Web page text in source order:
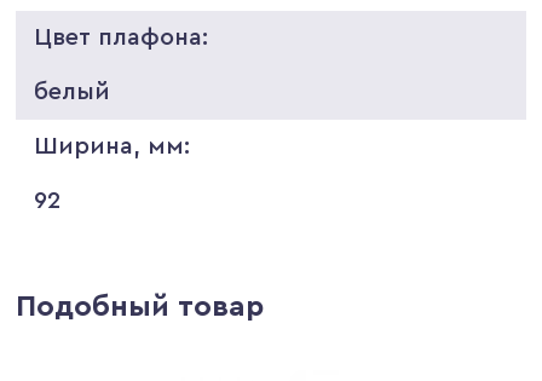
Цвет плафона:
белый
Ширина, мм:
92
Подобный товар